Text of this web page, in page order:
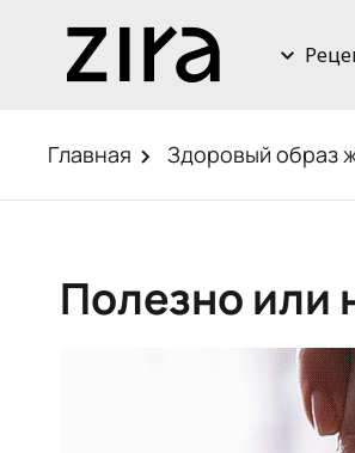
Главная Здоровый образ
Полезно или